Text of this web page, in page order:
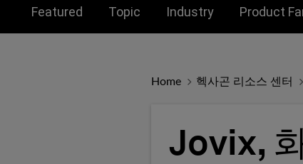
Home 헥사곤 리소스 센터
Jovix,